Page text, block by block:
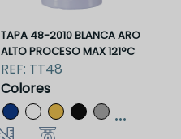
TAPA 48-2010 BLANCA ARO
ALTO PROCESO MAX 121°C
REF: TT48
Colores
...